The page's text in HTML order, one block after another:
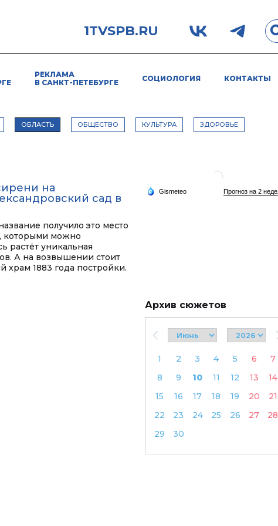
1TVSPB.RU
РЕКЛАМА
В САНКТ-ПЕТЕБУРГЕ
СОЦИОЛОГИЯ КОНТАКТЫ
ОБЛАСТЬ ОБЩЕСТВО КУЛЬТУРА ЗДОРОВЬЕ
на
сад в
получило это место
которыми можно
растёт уникальная
А на возвышении стоит
1883 года постройки.
Архив сюжетов
1 2 3 4 5 6
7
8
9 10 11 12 13
14
15
16 17 18 19 20
21
22
23 24 25 26 27
28
29
30